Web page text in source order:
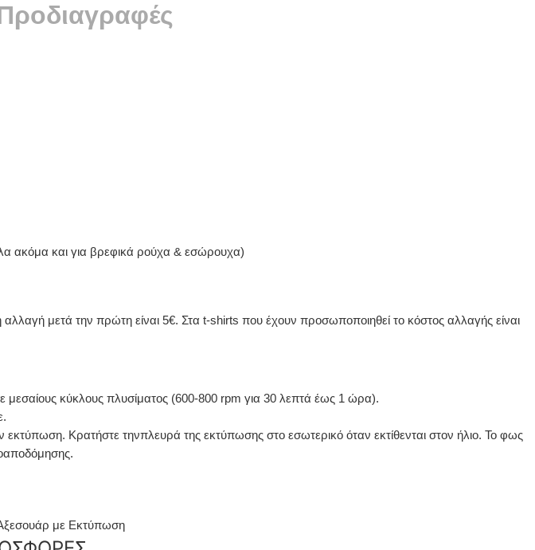
ακόμα και για βρεφικά ρούχα & εσώρουχα)
μετά την πρώτη είναι 5€. Στα t-shirts που έχουν προσωποποιηθεί το κόστος αλλαγής είναι
μεσαίους κύκλους πλυσίματος (600-800 rpm για 30 λεπτά έως 1 ώρα).
Κρατήστε τηνπλευρά της εκτύπωσης στο εσωτερικό όταν εκτίθενται στον ήλιο. Το φως
με Εκτύπωση